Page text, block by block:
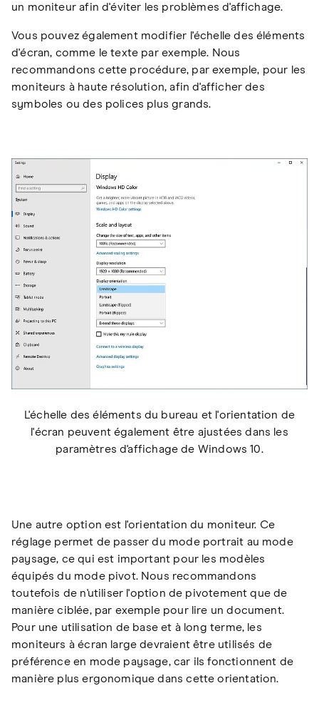
un moniteur afin d'éviter les problèmes d'affichage.
Vous pouvez également modifier l'échelle des éléments
d'écran, comme le texte par exemple. Nous
recommandons cette procédure, par exemple, pour les
moniteurs à haute résolution, afin d'afficher des
symboles ou des polices plus grands.
L'échelle des éléments du bureau et l'orientation de
l'écran peuvent également être ajustées dans les
paramètres d'affichage de Windows 10.
Une autre option est l'orientation du moniteur. Ce
réglage permet de passer du mode portrait au mode
paysage, ce qui est important pour les modèles
équipés du mode pivot. Nous recommandons
toutefois de n'utiliser l'option de pivotement que de
manière ciblée, par exemple pour lire un document.
Pour une utilisation de base et à long terme, les
moniteurs à écran large devraient être utilisés de
préférence en mode paysage, car ils fonctionnent de
manière plus ergonomique dans cette orientation.